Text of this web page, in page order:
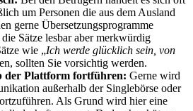
um Personen die aus dem Ausland
gerne Übersetzungsprogramme
Sätze lesbar aber merkwürdig
wie „Ich werde glücklich sein, von
sollten Sie vorsichtig werden.
der Plattform fortführen: Gerne wird
außerhalb der Singlebörse oder
Als Grund wird hier eine